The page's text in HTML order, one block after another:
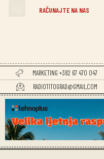
RAČUNAJTE NA NAS
MARKETING +382 67 470 047
RADIOTITOGRAD@GMAIL.COM